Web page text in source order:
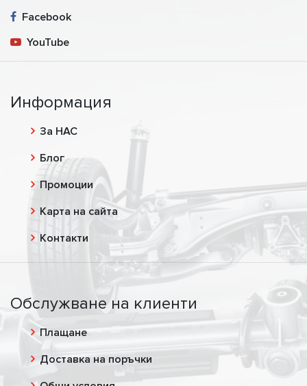
Facebook
YouTube
Информация
За НАС
Блог
Промоции
Карта на сайта
Контакти
Обслужване на клиенти
Плащане
Доставка на поръчки